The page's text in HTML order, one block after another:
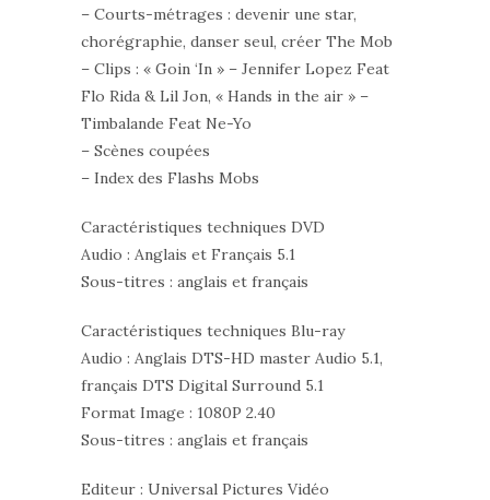
– Courts-métrages : devenir une star,
chorégraphie, danser seul, créer The Mob
– Clips : « Goin ‘In » – Jennifer Lopez Feat
Flo Rida & Lil Jon, « Hands in the air » –
Timbalande Feat Ne-Yo
– Scènes coupées
– Index des Flashs Mobs
Caractéristiques techniques DVD
Audio : Anglais et Français 5.1
Sous-titres : anglais et français
Caractéristiques techniques Blu-ray
Audio : Anglais DTS-HD master Audio 5.1,
français DTS Digital Surround 5.1
Format Image : 1080P 2.40
Sous-titres : anglais et français
Editeur : Universal Pictures Vidéo